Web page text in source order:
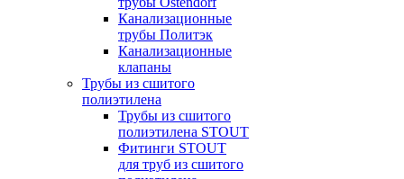
Канализационные
трубы Политэк
Канализационные
клапаны
Трубы из сшитого
полиэтилена
Трубы из сшитого
полиэтилена STOUT
Фитинги STOUT
для труб из сшитого